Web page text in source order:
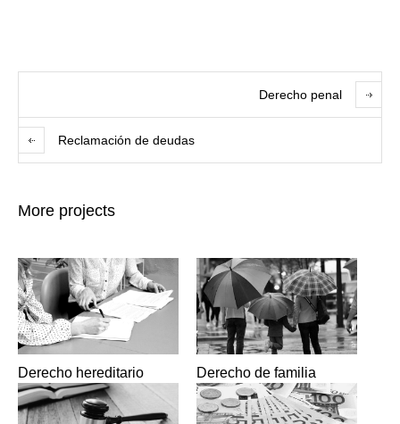
Derecho penal
Reclamación de deudas
More projects
Derecho hereditario Derecho de familia